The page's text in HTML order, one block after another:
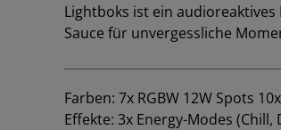
Lightboks ist ein
Sauce für unvergessliche
Farben: 7x RGBW 12W Spots
Effekte: 3x Energy-Modes (Chill,